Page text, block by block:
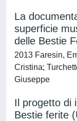
La
superficie
delle Bestie
2013 Faresin,
Cristina;
Giuseppe
Il progetto di
Bestie ferite